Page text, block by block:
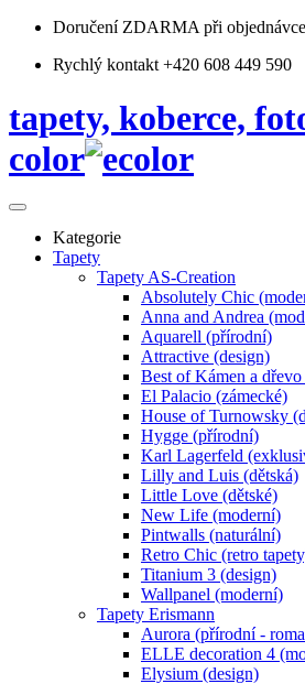
Doručení ZDARMA při
Rychlý kontakt +420 608 449 590
tapety, koberce,
color
Kategorie
Tapety
Tapety AS-Creation
Absolutely Chic
Anna and Andrea
Aquarell (přírodní)
Attractive (design)
Best of Kámen a
El Palacio (zámecké)
House of Turnowsky
Hygge (přírodní)
Karl Lagerfeld
Lilly and Luis (dětská)
Little Love (dětské)
New Life (moderní)
Pintwalls (naturální)
Retro Chic (retro
Titanium 3 (design)
Wallpanel (moderní)
Tapety Erismann
Aurora (přírodní -
ELLE decoration 4
Elysium (design)